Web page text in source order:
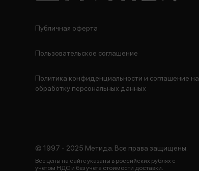
Публичная оферта
Пользовательское соглашение
Политика конфиденциальности и соглашение на
обработку персональных данных
© 1997 - 2025 Метида. Все права защищены.
Все цены на сайте указаны в российских рублях с
учетом НДС и без учета стоимости доставки.